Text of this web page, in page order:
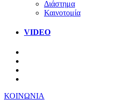
Διάστημα
Καινοτομία
VIDEO
ΚΟΙΝΩΝΙΑ